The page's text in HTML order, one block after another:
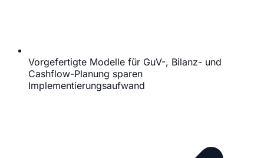
Vorgefertigte Modelle für GuV-, Bilanz- und
Cashflow-Planung sparen
Implementierungsaufwand